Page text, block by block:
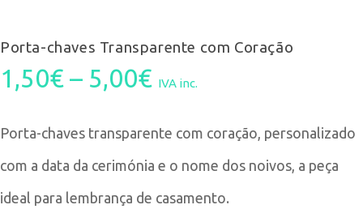
Porta-chaves Transparente com Coração
1,50€ – 5,00€ Price
1,50€
through
5,00€
IVA inc.
Porta-chaves transparente com coração, personalizado
com a data da cerimónia e o nome dos noivos, a peça
ideal para lembrança de casamento.